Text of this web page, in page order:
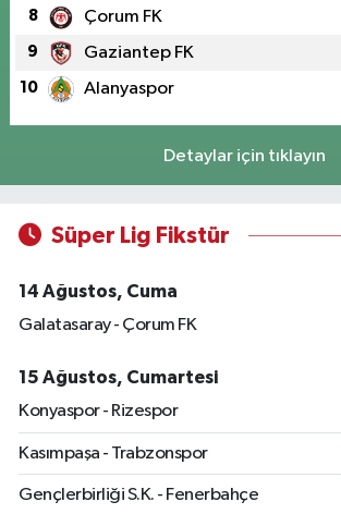
8 Çorum FK
9 Gaziantep FK
10 Alanyaspor
Detaylar için tıklayın
Süper Lig Fikstür
14 Ağustos, Cuma
Galatasaray - Çorum FK
15 Ağustos, Cumartesi
Konyaspor - Rizespor
Kasımpaşa - Trabzonspor
Gençlerbirliği S.K. - Fenerbahçe